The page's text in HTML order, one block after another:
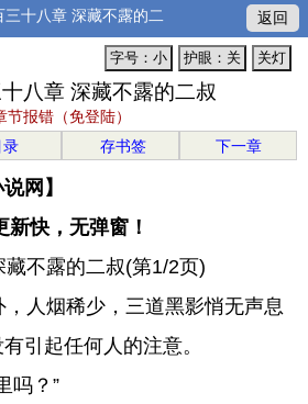
三十八章 深藏不露的二 返回
关灯
护眼：关
字号：小
八章 深藏不露的二叔
节报错（免登陆）
录 存书签 下一章
网】
快，无弹窗！
不露的二叔(第1/2页)
人烟稀少，三道黑影悄无声息
引起任何人的注意。
吗？”